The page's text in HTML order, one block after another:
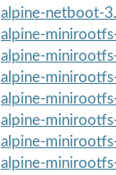
alpine-netboot-
alpine-
alpine-
alpine-
alpine-
alpine-
alpine-
alpine-